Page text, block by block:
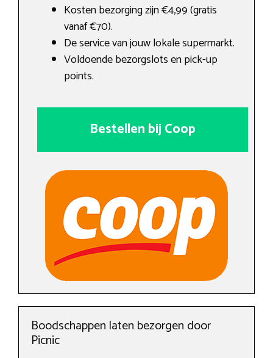
Kosten bezorging zijn €4,99 (gratis
vanaf €70).
De service van jouw lokale supermarkt.
Voldoende bezorgslots en pick-up
points.
Bestellen bij Coop
Boodschappen laten bezorgen door
Picnic